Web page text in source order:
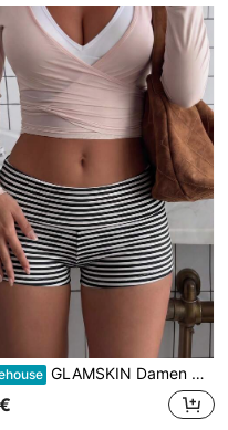
GLAMSKIN Damen Sommer einfarbige lässige Slim Fit Shorts, gestreifter Low Waist minimalistischer Minirock, Herbst Schulanfang Ausflug Boho-Stil Strandurlaub & Alltagskleidung